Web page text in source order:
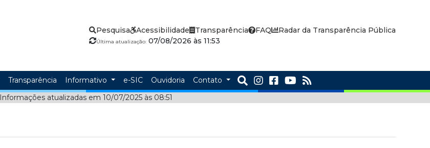
Pesquisa Acessibilidade Transparência FAQ Radar da Transparência Pública
Última atualização:07/08/2026 às 11:53
Transparência Informativo e-SIC Ouvidoria
Contato
Informações atualizadas em 10/07/2025 às 08:51